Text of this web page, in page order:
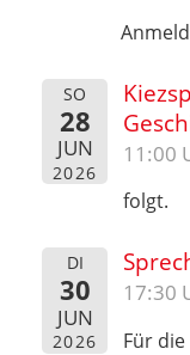
SO
28
JUN
2026
11:00
folgt.
DI
30
JUN
2026
17:30
Für